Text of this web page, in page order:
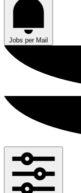
Jobs per Mail